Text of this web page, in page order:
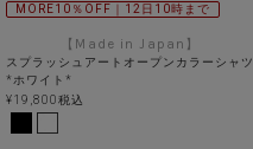
MORE10％OFF｜12日10時まで
【Made in Japan】
スプラッシュアートオープンカラーシャツ
*ホワイト*
¥19,800税込